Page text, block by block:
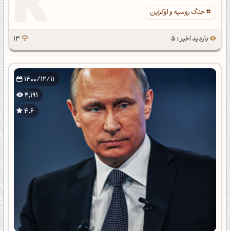
جنگ روسیه و اوکراین
بازدید اخیر : 5 13
1400/12/11
4,191
4.6